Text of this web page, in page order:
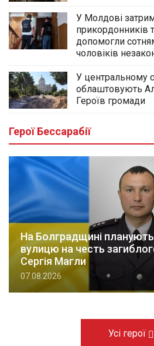
У Молдові
прикордонників
допомогли
чоловіків
У центральному
облаштовують
Героїв громади
Герої Бессарабії
На Болградщині
вулицю на честь
Сергія Магли
07.08.2026
Усі герої